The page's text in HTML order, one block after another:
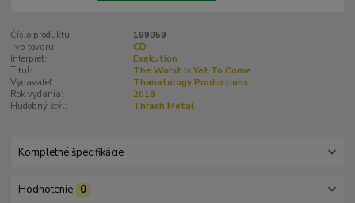
Číslo produktu:
199059
Typ tovaru:
CD
Interprét:
Exekution
Titul:
The Worst Is Yet To Come
Vydavateľ:
Thanatology Productions
Rok vydania:
2018
Hudobný štýl:
Thrash Metal
Kompletné špecifikácie
Hodnotenie 0